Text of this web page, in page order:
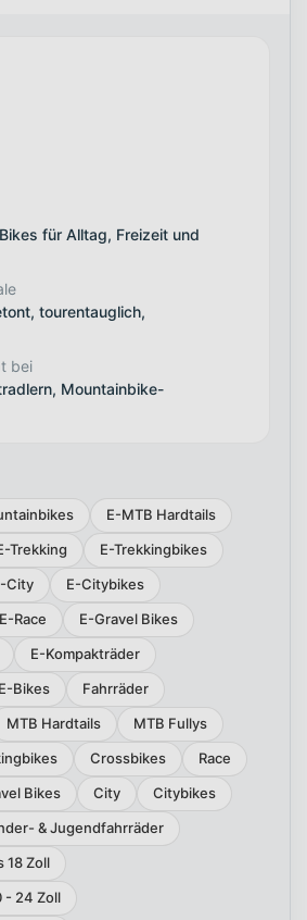
für Alltag, Freizeit und
tourentauglich,
bei
Mountainbike-
E-MTB Hardtails
Trekking
E-Trekkingbikes
City
E-Citybikes
E-Race
E-Gravel Bikes
E-Kompakträder
Bikes
Fahrräder
MTB Hardtails
MTB Fullys
Crossbikes
Race
Bikes City
Citybikes
& Jugendfahrräder
18 Zoll
- 24 Zoll